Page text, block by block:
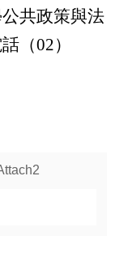
共政策與法
（02）